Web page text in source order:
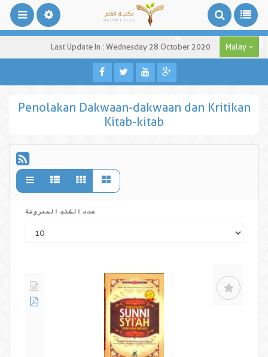
Last Update In : Wednesday 28 October 2020 Malay
Penolakan Dakwaan-dakwaan dan Kritikan
Kitab-kitab
عدد الكتب المعروضة